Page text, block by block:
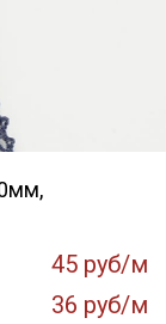
45 руб/м
36 руб/м